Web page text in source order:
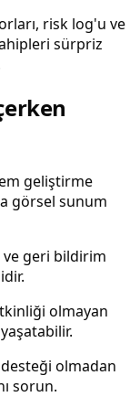
risk log'u ve
sürpriz
geliştirme
görsel sunum
ve geri bildirim
olmayan
olmadan
sorun.